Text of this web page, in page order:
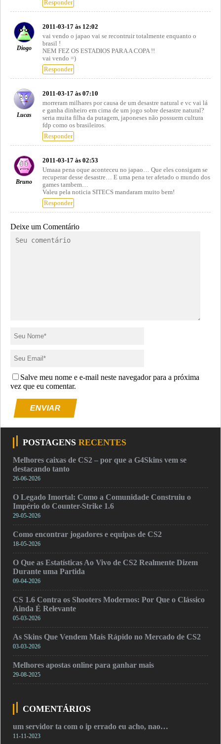
Responder
Diogo
2011-03-17 às 12:02
vai vendo o japao vai se recontruir totalmente enquanto o
brasil !
NEM FEZ OS ESTADIOS PARA A COPA !!
vai vendo =)
Responder
Lucas
2011-03-17 às 07:10
morreram milhares por causa de um desastre natural e vc vai lá
e ganha dinheiro em cima de um jogo sobre desastre natural?
seria muita filha da putagem, japoneses não possuem cultura
fdp como os brasileiros.
Responder
Bruno
2011-03-17 às 02:53
Umaaa pena oque aconteceu no japao… Que eles consigam se
recuperar desse desastre… E uma pena ter afetado o mundo dos
games tambem…
Valeu pela noticia SITECS mandaram muito bem!
Responder
Deixe um Comentário
Salve meu nome e e-mail neste navegador para a próxima
vez que eu comentar.
ENVIAR
POSTAGENS RECENTES
Melhores caixas de CS2 – por que a G4Skins vem se
destacando tanto
26-06-2026
O Legado Imortal: Como a Comunidade Construiu o
Império do Counter-Strike 1.6
29-05-2026
Como encontrar jogadores e equipas de CS2
18-05-2026
O Que as Estatísticas Ao Vivo de CS2 Realmente Dizem
Durante uma Partida
09-04-2026
CS 1.6 Contra os Shooters Modernos: Por Que o Clássico
Ainda É Relevante
05-03-2026
As Skins Que Vendem Mais Rápido no Mercado de CS2
03-03-2026
Melhores apostas online para ganhar mais
29-08-2025
COMENTÁRIOS
um servidor ta com o ip errado eu acho, nao…
11-11-2023